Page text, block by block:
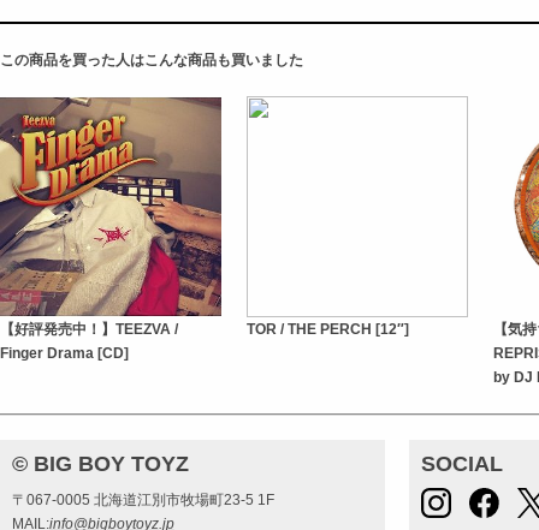
この商品を買った人はこんな商品も買いました
【好評発売中！】TEEZVA /
Finger Drama [CD]
TOR / THE PERCH [12″]
【気
by DJ
© BIG BOY TOYZ
〒067-0005 北海道江別市牧場町23-5 1F
MAIL:info@bigboytoyz.jp
SOCIAL